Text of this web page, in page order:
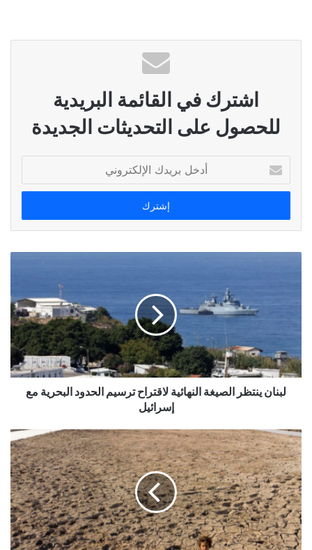
اشترك في القائمة البريدية
للحصول على التحديثات الجديدة
بريدك
الإلكتروني
لبنان ينتظر الصيغة النهائية لاقتراح ترسيم الحدود البحرية مع
إسرائيل